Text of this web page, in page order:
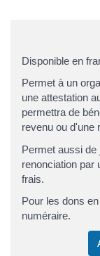
Disponible en
Permet à un
une attestation
permettra de
revenu ou d'une
Permet aussi
renonciation par
frais.
Pour les dons
numéraire.